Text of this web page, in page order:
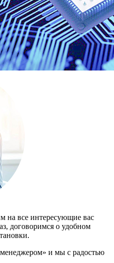
на все интересующие вас
договоримся о удобном
и мы с радостью